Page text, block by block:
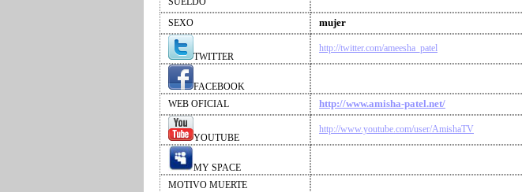
SEXO
mujer
TWITTER
http://twitter.com/ameesha_patel
FACEBOOK
WEB OFICIAL
http://www.amisha-patel.net/
YOUTUBE
http://www.youtube.com/user/AmishaTV
MY SPACE
MOTIVO MUERTE